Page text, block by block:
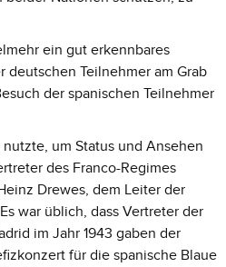
ein gut erkennbares
Teilnehmer am Grab
der spanischen Teilnehmer
um Status und Ansehen
des Franco-Regimes
Drewes, dem Leiter der
war üblich, dass Vertreter der
im Jahr 1943 gaben der
für die spanische Blaue